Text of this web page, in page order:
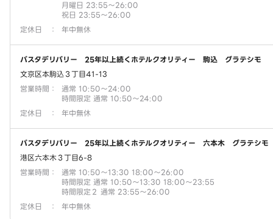
月曜日 23:55～26:00
祝日 23:55～26:00
定休日
： 年中無休
パスタデリバリー 25年以上続くホテルクオリティー 駒込 グラテシモ
文京区本駒込３丁目41-13
営業時間 ：
通常 10:50～24:00
時間限定 通常 10:50～24:00
定休日
： 年中無休
パスタデリバリー 25年以上続くホテルクオリティー 六本木 グラテシモ
港区六本木３丁目6-8
営業時間 ：
通常 10:50～13:30 18:00～26:00
時間限定 通常 10:50～13:30 18:00～23:55
時間限定２ 通常 23:55～26:00
定休日
： 年中無休